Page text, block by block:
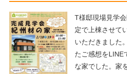
T様邸現場見学
定で上棟させて
いただきました
たご感想をLINE
な家でした。家